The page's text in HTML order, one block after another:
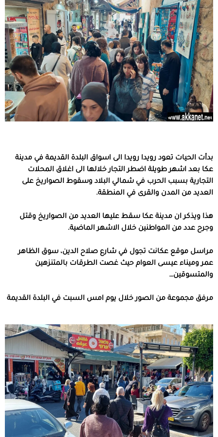
بدأت الحيات تعود رويدا رويدا الى اسواق البلدة القديمة في مدينة
عكا بعد اشهر طويلة اضطر التجار خلالها الى اغلاق المحلات
التجارية بسبب الحرب في شمالي البلاد وسقوط الصواريخ على
العديد من المدن والقرى في المنطقة.
هذا ويذكر ان مدينة عكا سقط عليها العديد من الصواريخ وقتل
وجرح عدد من المواطنين خلال الاشهر الماضية.
مراسل موقع عكانت تجول في شارع صلاح الدين، سوق الظاهر
عمر وميناء عيسى العوام حيث غصت الطرقات بالمتنزهين
والمتسوقين…
مرفق مجموعة من الصور خلال يوم امس السبت في البلدة القديمة